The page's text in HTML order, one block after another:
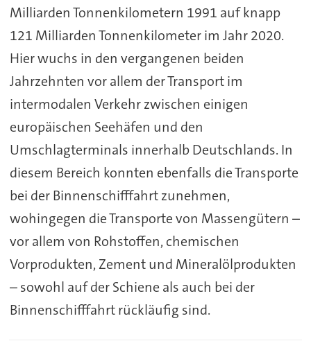
Milliarden Tonnenkilometern 1991 auf knapp
121 Milliarden Tonnenkilometer im Jahr 2020.
Hier wuchs in den vergangenen beiden
Jahrzehnten vor allem der Transport im
intermodalen Verkehr zwischen einigen
europäischen Seehäfen und den
Umschlagterminals innerhalb Deutschlands. In
diesem Bereich konnten ebenfalls die Transporte
bei der Binnenschifffahrt zunehmen,
wohingegen die Transporte von Massengütern –
vor allem von Rohstoffen, chemischen
Vorprodukten, Zement und Mineralölprodukten
– sowohl auf der Schiene als auch bei der
Binnenschifffahrt rückläufig sind.